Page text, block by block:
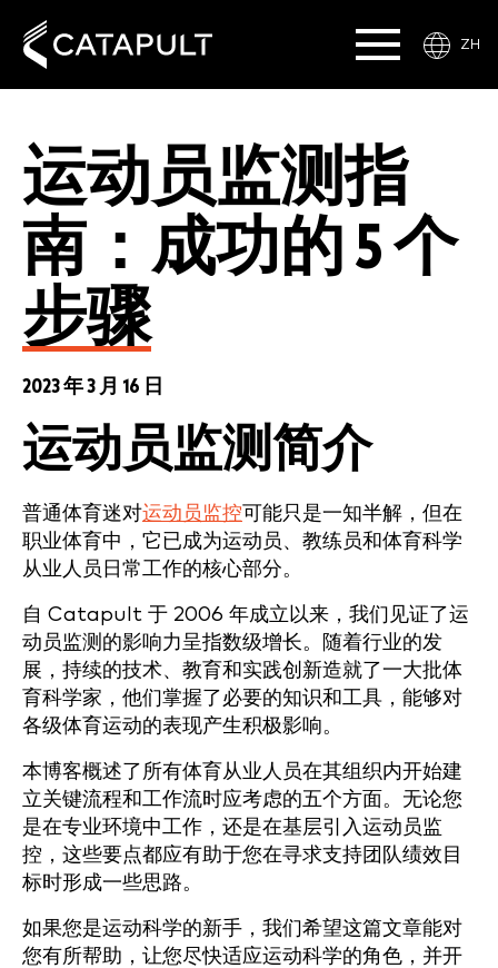
ZH
运动员监测指
南：成功的 5 个
步骤
2023 年 3 月 16 日
运动员监测简介
普通体育迷对运动员监控可能只是一知半解，但在
职业体育中，它已成为运动员、教练员和体育科学
从业人员日常工作的核心部分。
自 Catapult 于 2006 年成立以来，我们见证了运
动员监测的影响力呈指数级增长。随着行业的发
展，持续的技术、教育和实践创新造就了一大批体
育科学家，他们掌握了必要的知识和工具，能够对
各级体育运动的表现产生积极影响。
本博客概述了所有体育从业人员在其组织内开始建
立关键流程和工作流时应考虑的五个方面。无论您
是在专业环境中工作，还是在基层引入运动员监
控，这些要点都应有助于您在寻求支持团队绩效目
标时形成一些思路。
如果您是运动科学的新手，我们希望这篇文章能对
您有所帮助，让您尽快适应运动科学的角色，并开